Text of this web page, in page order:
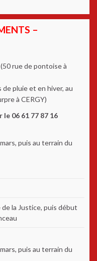
–
rue de pontoise à
de pluie et en hiver, au
à CERGY)
le 06 61 77 87 16
puis au terrain du
de la Justice, puis début
puis au terrain du